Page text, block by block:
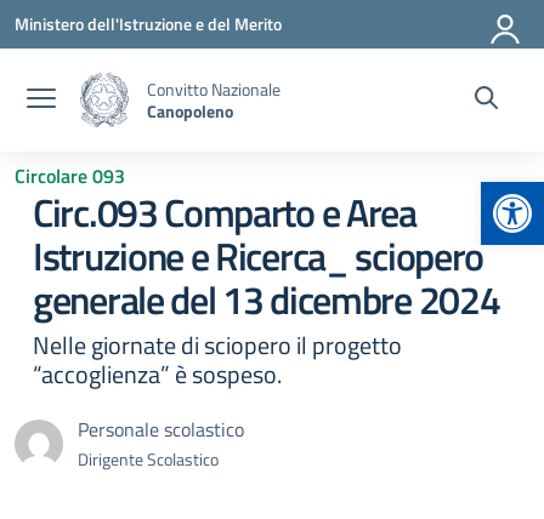
Vai ai contenuti
Vai al menu di navigazione
Vai al footer
Ministero dell'Istruzione e del Merito
Convitto Nazionale
Canopoleno
Circolare 093
Circ.093 Comparto e Area
Istruzione e Ricerca_ sciopero
generale del 13 dicembre 2024
Nelle giornate di sciopero il progetto
“accoglienza” è sospeso.
Personale scolastico
Dirigente Scolastico